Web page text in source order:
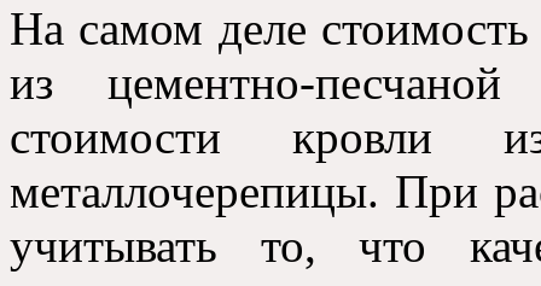
На самом деле стоимость
из цементно-
стоимости кровли
металлочерепицы. При
учитывать то, что